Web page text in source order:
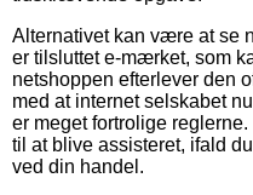
Alternativet kan være at se
er tilsluttet e-mærket, som
netshoppen efterlever den
med at internet selskabet
er meget fortrolige
til at blive assisteret, ifald
ved din handel.